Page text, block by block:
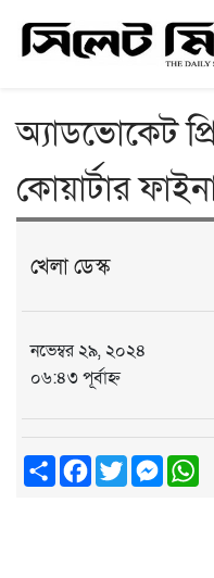
অ্যাডভোকেট
কোয়ার্টার
খেলা ডেস্ক
নভেম্বর ২৯, ২০২৪
০৬:৪৩ পূর্বাহ্ন
ShareFacebook
Twitter